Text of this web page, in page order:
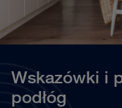
Wskazówki i
podłóg